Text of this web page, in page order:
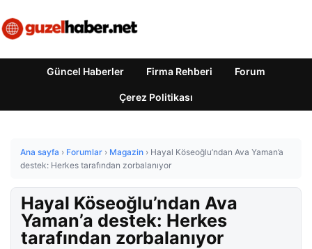
Güncel Haberler Firma Rehberi Forum
Çerez Politikası
Ana sayfa › Forumlar › Magazin › Hayal Köseoğlu’ndan Ava Yaman’a
destek: Herkes tarafından zorbalanıyor
Hayal Köseoğlu’ndan Ava
Yaman’a destek: Herkes
tarafından zorbalanıyor